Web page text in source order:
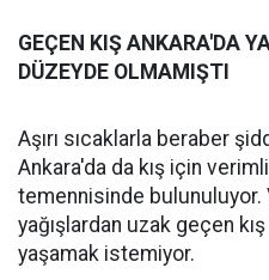
GEÇEN KIŞ ANKARA'DA
DÜZEYDE OLMAMIŞTI
Aşırı sıcaklarla beraber
Ankara'da da kış için
temennisinde
yağışlardan uzak geçen
yaşamak istemiyor.